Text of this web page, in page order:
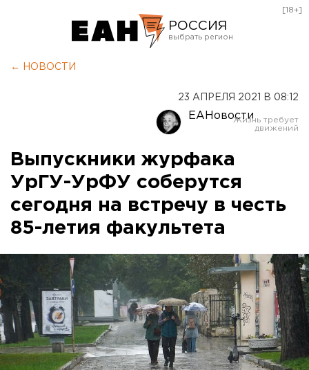
РОССИЯ
Оренбург
[18+]
← НОВОСТИ
23 АПРЕЛЯ 2021 В 08:12
ЕАНовости
Выпускники журфака
УрГУ-УрФУ соберутся
сегодня на встречу в честь
85-летия факультета